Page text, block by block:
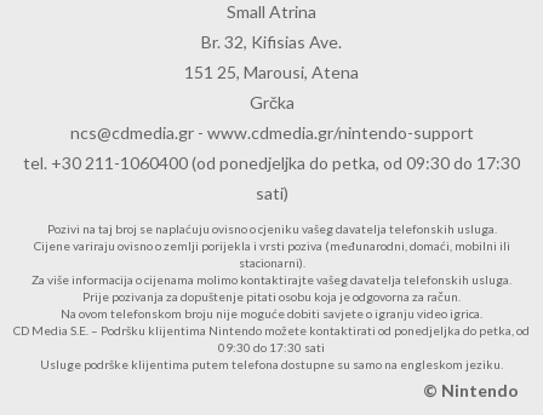
Small Atrina
Br. 32, Kifisias Ave.
151 25, Marousi, Atena
Grčka
ncs@cdmedia.gr- www.cdmedia.gr/nintendo-support
tel. +30 211-1060400 (od ponedjeljka do petka, od 09:30 do 17:30
sati)
Pozivi na taj broj se naplaćuju ovisno o cjeniku vašeg davatelja telefonskih usluga.
Cijene variraju ovisno o zemlji porijekla i vrsti poziva (međunarodni, domaći, mobilni ili
stacionarni).
Za više informacija o cijenama molimo kontaktirajte vašeg davatelja telefonskih usluga.
Prije pozivanja za dopuštenje pitati osobu koja je odgovorna za račun.
Na ovom telefonskom broju nije moguće dobiti savjete o igranju video igrica.
CD Media S.E. – Podršku klijentima Nintendo možete kontaktirati od ponedjeljka do petka, od
09:30 do 17:30 sati
Usluge podrške klijentima putem telefona dostupne su samo na engleskom jeziku.
© Nintendo